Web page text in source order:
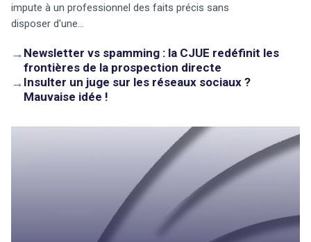
impute à un professionnel des faits précis sans
disposer d'une…
→ Newsletter vs spamming : la CJUE redéfinit les
frontières de la prospection directe
→ Insulter un juge sur les réseaux sociaux ?
Mauvaise idée !